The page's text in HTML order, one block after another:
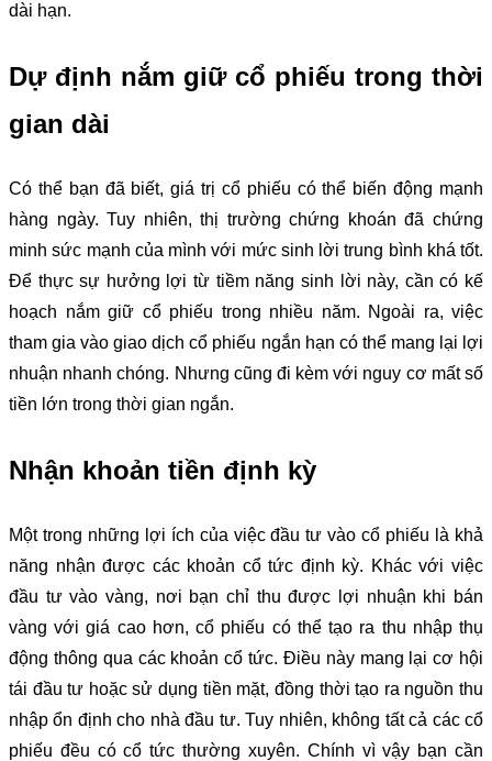
dài hạn.
Dự định nắm giữ cổ phiếu trong thời
gian dài
Có thể bạn đã biết, giá trị cổ phiếu có thể biến động mạnh
hàng ngày. Tuy nhiên, thị trường chứng khoán đã chứng
minh sức mạnh của mình với mức sinh lời trung bình khá tốt.
Để thực sự hưởng lợi từ tiềm năng sinh lời này, cần có kế
hoạch nắm giữ cổ phiếu trong nhiều năm. Ngoài ra, việc
tham gia vào giao dịch cổ phiếu ngắn hạn có thể mang lại lợi
nhuận nhanh chóng. Nhưng cũng đi kèm với nguy cơ mất số
tiền lớn trong thời gian ngắn.
Nhận khoản tiền định kỳ
Một trong những lợi ích của việc đầu tư vào cổ phiếu là khả
năng nhận được các khoản cổ tức định kỳ. Khác với việc
đầu tư vào vàng, nơi bạn chỉ thu được lợi nhuận khi bán
vàng với giá cao hơn, cổ phiếu có thể tạo ra thu nhập thụ
động thông qua các khoản cổ tức. Điều này mang lại cơ hội
tái đầu tư hoặc sử dụng tiền mặt, đồng thời tạo ra nguồn thu
nhập ổn định cho nhà đầu tư. Tuy nhiên, không tất cả các cổ
phiếu đều có cổ tức thường xuyên. Chính vì vậy bạn cần